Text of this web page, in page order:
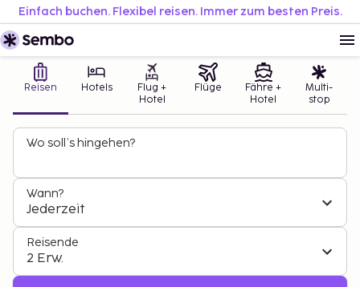
Einfach buchen. Flexibel reisen. Immer zum besten Preis.
Reisen Hotels
Flug +
Hotel
Flüge
Fähre +
Hotel
Multi-
stop
Wo soll’s hingehen?
Wann?
Jederzeit
Reisende
2 Erw.